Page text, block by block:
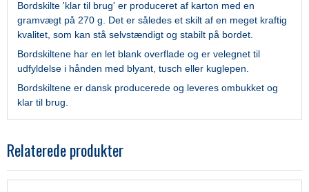
Bordskilte 'klar til brug' er produceret af karton med en
gramvægt på 270 g. Det er således et skilt af en meget kraftig
kvalitet, som kan stå selvstændigt og stabilt på bordet.
Bordskiltene har en let blank overflade og er velegnet til
udfyldelse i hånden med blyant, tusch eller kuglepen.
Bordskiltene er dansk producerede og leveres ombukket og
klar til brug.
Relaterede produkter